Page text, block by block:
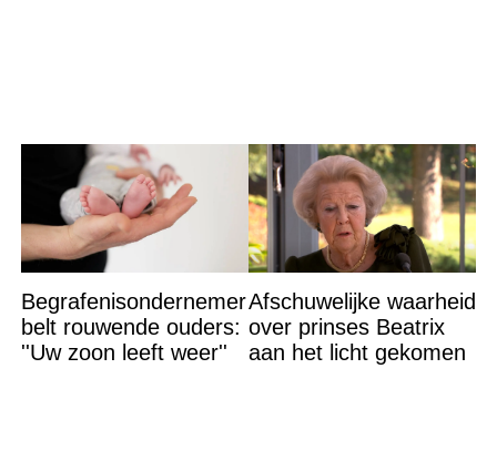
Begrafenisondernemer
belt rouwende ouders:
''Uw zoon leeft weer''
Afschuwelijke waarheid
over prinses Beatrix
aan het licht gekomen